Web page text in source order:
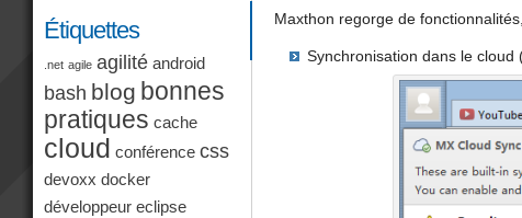
Maxthon regorge de
Synchronisation dans le
Étiquettes
.net agile agilité android
bash blog bonnes
pratiques cache
cloud conférence css
devoxx docker
développeur eclipse